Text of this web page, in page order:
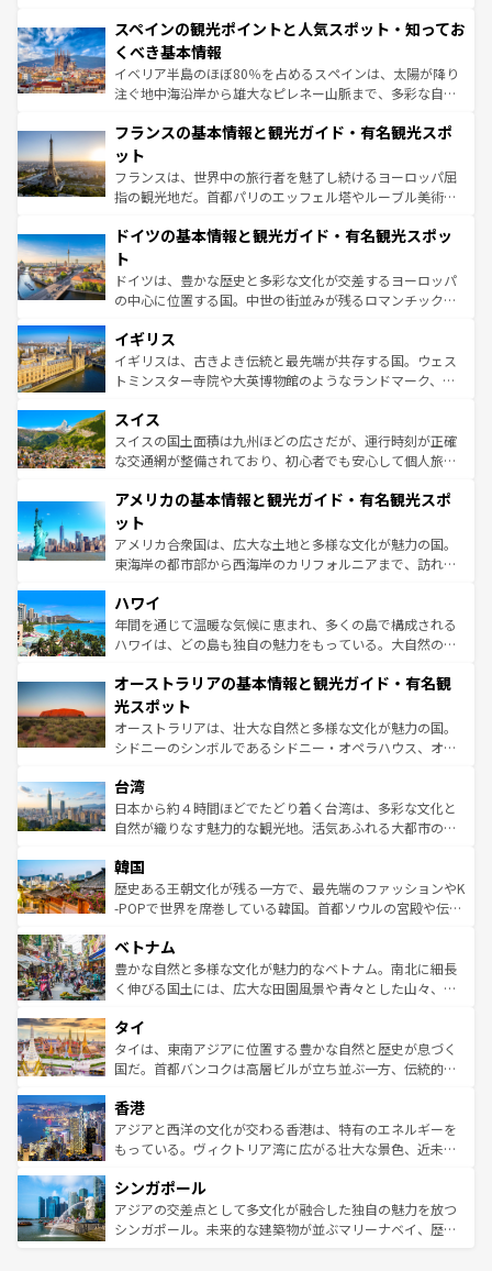
ろん、トスカーナの美しい田園風景やアマルフィ海岸の絶
景など、自然景観も見逃せない。観光の合間には、本場の
ピザやパスタなど、絶品のイタリア料理を堪能することも
できる。朝目覚めてから夜眠るまで、すべての瞬間を楽し
なお、新着のイタリア情報はコンテンツ一覧を参照してほ
しい。
スペインの観光ポイントと人気スポット・知ってお
くべき基本情報
イベリア半島のほぼ80％を占めるスペインは、太陽が降り
注ぐ地中海沿岸から雄大なピレネー山脈まで、多彩な自然
文化が根付くこの国では、情熱的なフラメンコ、熱気あふ
れる闘牛、そして美味しいタパスが生活の一部となってい
る。首都マドリードの洗練された雰囲気や、バルセロナの
アートに溢れた街角から、地方では古代ローマ遺跡や中世
せる。地方によって風土や気候が異なるスペインはその個
ンテンツ一覧 を参照してほしい。
フランスの基本情報と観光ガイド・有名観光スポ
ット
フランスは、世界中の旅行者を魅了し続けるヨーロッパ屈
指の観光地だ。首都パリのエッフェル塔やルーブル美術館
で、幅広い魅力が詰まっている。華麗な宮殿、歴史的な大
聖堂、美しいビーチ、そして豊かな自然が、訪れる者を心
から魅了する。また、フランスは美食の国としても知ら
れ、フランス料理はユネスコ無形文化遺産にも登録されて
香り高いラベンダー畑など、多彩な楽しみ方が可能だ。さ
らに、パリ以外の地域にも魅力が溢れており、どの街角に
も豊かな歴史と文化が息づいている。パリ以外の個性あふ
を参照してほしい。
ドイツの基本情報と観光ガイド・有名観光スポッ
ト
ドイツは、豊かな歴史と多彩な文化が交差するヨーロッパ
の中心に位置する国。中世の街並みが残るロマンチック街
顔を持つこの国は、どこを歩いても飽きることがない。ベ
ルリンの文化的活気、バイエルン州のアルプスの絶景、そ
してライン川沿いのワイン畑といった風景は必見。ビール
は、お酒好きな人にはぜひ体験してほしい。 なお、新着の
ドイツ情報はコンテンツ一覧を参照してほしい。
イギリス
イギリスは、古きよき伝統と最先端が共存する国。ウェス
トミンスター寺院や大英博物館のようなランドマーク、歴
リアごとに異なる魅力がある。また、優雅なアフタヌーン
ティー、ビール好きにはたまらない英国パブ、サッカー観
戦など、本場だからこそできる体験も豊富。イギリスを旅
ンツ一覧を参照してほしい。
スイス
スイスの国土面積は九州ほどの広さだが、運行時刻が正確
な交通網が整備されており、初心者でも安心して個人旅行
の建物がそのまま残る町や、スイスならではのユニークな
博物館もあり、アルプス観光だけでなく町歩きも満喫する
ことができる。国民の所得が高いため物価も高いが、旅行
者向けの交通パス提供のサービスもあり、うまく活用すれ
着のスイス情報は
アメリカの基本情報と観光ガイド・有名観光スポ
ット
アメリカ合衆国は、広大な土地と多様な文化が魅力の国。
東海岸の都市部から西海岸のカリフォルニアまで、訪れる
のような巨大都市は、観光、ショッピング、エンターテイ
ンメントが詰まった刺激的なスポットだ。一方、アメリカ
西部には大自然が広がり、グランドキャニオンやイエロー
部のニューオーリンズでは、音楽と美食が融合した独特の
文化が魅力。旅行者はアメリカの各地域で異なる魅力を楽
しみながら、その多様性と豊かな歴史を感じることができ
るだろう。車でのロードトリップや列車の旅も、アメリカ
情報は
ハワイ
年間を通じて温暖な気候に恵まれ、多くの島で構成される
ハワイは、どの島も独自の魅力をもっている。大自然の神
ワイ島は見逃せない。また、定番の観光地といえばオアフ
島だが、静かな自然を求めるならマウイ島やカウアイ島が
おすすめ。エメラルドグリーンに輝く海をはじめ、豊かな
文化や歴史が息づいている。「アロハスピリット」と呼ば
人々、おいしいローカルフードやハワイアンミュージッ
ク、伝統的なフラダンスなど、すべてがハワイの魅力を彩
っている。訪れるたびに新しい発見と感動が待っているハ
はコンテンツ一覧
オーストラリアの基本情報と観光ガイド・有名観
光スポット
オーストラリアは、壮大な自然と多様な文化が魅力の国。
シドニーのシンボルであるシドニー・オペラハウス、オー
リアリーフや大陸中央部にそびえるウルル（エアーズロッ
ク）、タスマニアの美しい原生林やケアンズの熱帯雨林な
ど、見どころがたくさん。また、カフェやワイン、オージ
いる。アクティビティも充実しており、サーフィンやダイ
ビング、ハイキングなど、アウトドア好きにはたまらな
い。オーストラリアの多彩な魅力を存分に味わいつくそ
参照してほしい。
台湾
日本から約４時間ほどでたどり着く台湾は、多彩な文化と
自然が織りなす魅力的な観光地。活気あふれる大都市の台
ン）、静ひつな山岳地帯である台湾東部など、都市の喧騒
と山間の静けさが共存しており、訪れる人に新しい発見と
驚きをもたらしてくれる。また、奥深い台湾の食文化も魅
容にもいいと評判のスイーツなど、バラエティ豊かな料理
が味わえる。 なお、新着の台湾情報は コンテンツ一覧を参
照してほしい。
韓国
歴史ある王朝文化が残る一方で、最先端のファッションやK
-POPで世界を席巻している韓国。首都ソウルの宮殿や伝統
き、地方に足を延ばせば四季折々の自然美を楽しむことが
できる。そして、キムチや焼肉、絶品のストリートフード
まで、さまざまな韓国料理が待っている。夜には、韓国な
リティに包まれながら、韓国の多彩な魅力を心ゆくまで味
わってみてほしい。 なお、新着の韓国情報はコンテンツ一
覧を参照してほしい。
ベトナム
豊かな自然と多様な文化が魅力的なベトナム。南北に細長
く伸びる国土には、広大な田園風景や青々とした山々、世
急速な発展と共に伝統が息づく。ハノイの古い町並みやホ
ーチミン市のフランス統治時代の建物も、独特の雰囲気を
醸し出している。また、バラエティの豊かさとおいしさで
とつ。フォーやバインミー、ベトナムコーヒーなどは、ぜ
ひ現地で味わいたい。どの地域を訪れてもあたたかい人々
が旅行者を迎えてくれるので、きっと忘れられない旅にな
参照してほしい。
タイ
タイは、東南アジアに位置する豊かな自然と歴史が息づく
国だ。首都バンコクは高層ビルが立ち並ぶ一方、伝統的な
の活気が交差している。北部ではチェンマイなどの山岳地
帯で自然と触れ合い、南部ではプーケットやクラビの美し
いビーチでリゾート気分を楽しむことができる。タイ料理
激する。気候は一年中温暖で、どの季節にも異なる楽しみ
が待っている。親しみやすいタイの人々、仏教を中心とし
た文化、そして多様な観光資源が、訪れる旅人を魅了し続
香港
アジアと西洋の文化が交わる香港は、特有のエネルギーを
もっている。ヴィクトリア湾に広がる壮大な景色、近未来
み、どこを訪れても感動するはず。観光スポットが密集し
ており、効率よく見どころを回れるのも魅力。息をのむよ
うな絶景から文化的な体験まで、香港を存分に楽しみ尽く
シンガポール
アジアの交差点として多文化が融合した独自の魅力を放つ
シンガポール。未来的な建築物が並ぶマリーナベイ、歴史